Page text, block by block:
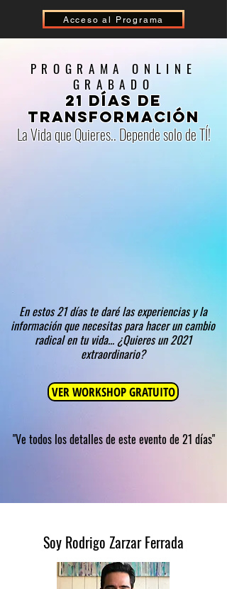
Acceso al Programa
PROGRAMA ONLINE
GRABADO
21 DÍas de
transformaciÓN
La Vida que Quieres.. Depende solo de TÍ!
En estos 21 días te daré las experiencias y la
información que necesitas para hacer un cambio
radical en tu vida... ¿Quieres un 2021
extraordinario?
VER WORKSHOP GRATUITO
"Ve todos los detalles de este evento de 21 días"
Soy Rodrigo Zarzar Ferrada